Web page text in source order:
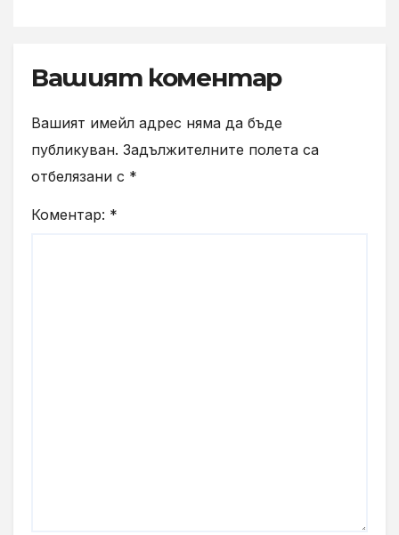
Вашият коментар
Вашият имейл адрес няма да бъде
публикуван. Задължителните полета са
отбелязани с *
Коментар: *